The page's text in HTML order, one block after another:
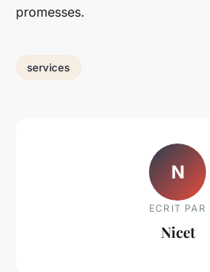
promesses.
services
N
ECRIT PAR
Nicet